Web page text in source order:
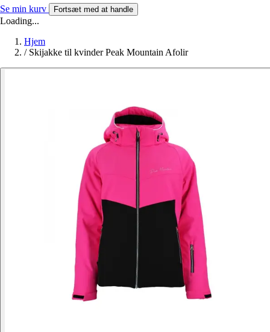
Se min kurv Fortsæt med at handle
Loading...
Hjem
/ Skijakke til kvinder Peak Mountain Afolir